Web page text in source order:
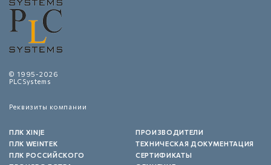
© 1995-2026
PLCSystems
Реквизиты компании
ПЛК XINJE
ПЛК WEINTEK
ПЛК РОССИЙСКОГО
ПРОИЗВОДИТЕЛИ
ТЕХНИЧЕСКАЯ ДОКУМЕНТАЦИЯ
СЕРТИФИКАТЫ